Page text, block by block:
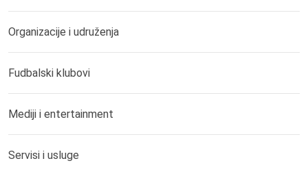
Organizacije i udruženja
Fudbalski klubovi
Mediji i entertainment
Servisi i usluge